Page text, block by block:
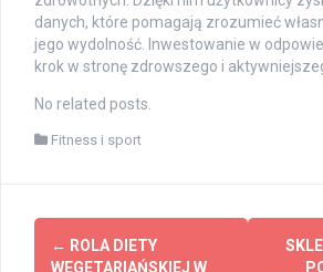
danych, które pomagają zrozumieć
jego wydolność. Inwestowanie w
krok w stronę zdrowszego i
No related posts.
Fitness i sport
Post
← ROLA DIETY
WEGETARIAŃSKIEJ W